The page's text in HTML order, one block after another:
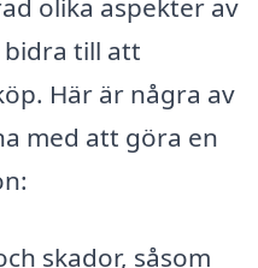
olika aspekter av
till att
Här är några av
med att göra en
skador, såsom